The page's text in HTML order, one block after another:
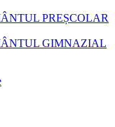
PREȘCOLAR
GIMNAZIAL